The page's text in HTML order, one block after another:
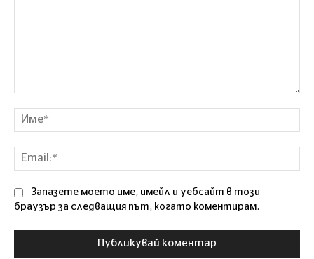
Запазете моето име, имейл и уебсайт в този
браузър за следващия път, когато коментирам.